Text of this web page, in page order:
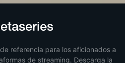
referencia para los aficionados a
de streaming. Descarga la